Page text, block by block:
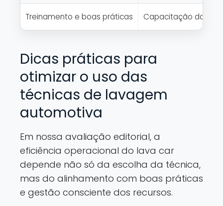
Treinamento e boas práticas Capacitação da
Dicas práticas para
otimizar o uso das
técnicas de lavagem
automotiva
Em nossa avaliação editorial, a
eficiência operacional do lava car
depende não só da escolha da técnica,
mas do alinhamento com boas práticas
e gestão consciente dos recursos.